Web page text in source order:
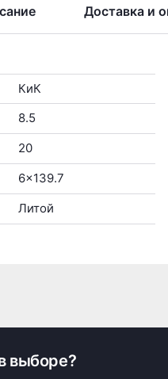
Доставка и
КиК
8.5
20
6x139.7
Литой
выборе?